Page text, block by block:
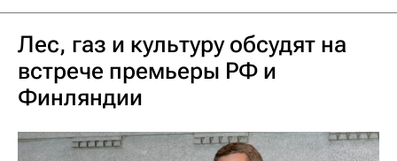
Лес, газ и культуру обсудят на
встрече премьеры РФ и
Финляндии